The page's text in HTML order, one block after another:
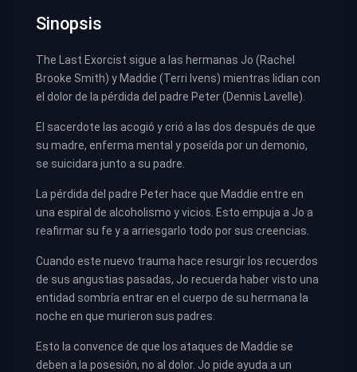
Sinopsis
The Last Exorcist sigue a las hermanas Jo (Rachel
Brooke Smith) y Maddie (Terri Ivens) mientras lidian con
el dolor de la pérdida del padre Peter (Dennis Lavelle).
El sacerdote las acogió y crió a las dos después de que
su madre, enferma mental y poseída por un demonio,
se suicidara junto a su padre.
La pérdida del padre Peter hace que Maddie entre en
una espiral de alcoholismo y vicios. Esto empuja a Jo a
reafirmar su fe y a arriesgarlo todo por sus creencias.
Cuando este nuevo trauma hace resurgir los recuerdos
de sus angustias pasadas, Jo recuerda haber visto una
entidad sombría entrar en el cuerpo de su hermana la
noche en que murieron sus padres.
Esto la convence de que los ataques de Maddie se
deben a la posesión, no al dolor. Jo pide ayuda a un